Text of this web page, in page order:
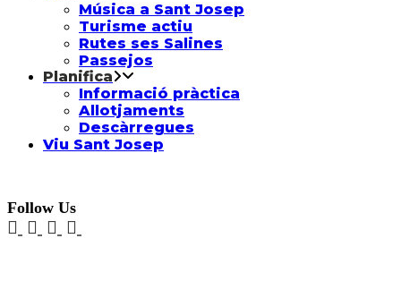
Música a Sant Josep
Turisme actiu
Rutes ses Salines
Passejos
Planifica
Informació pràctica
Allotjaments
Descàrregues
Viu Sant Josep
Follow Us